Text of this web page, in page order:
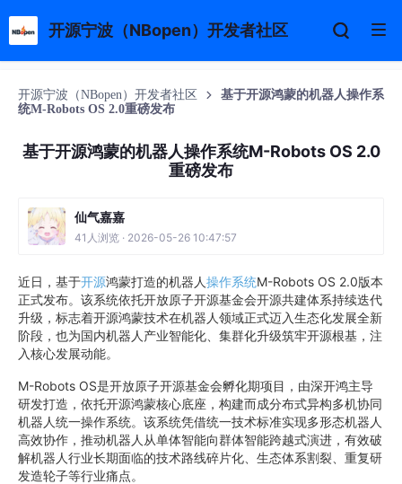
开源宁波（NBopen）开发者社区
开源宁波（NBopen）开发者社区
基于开源鸿蒙的机器人操作系
统M-Robots OS 2.0重磅发布
基于开源鸿蒙的机器人操作系统M-Robots OS 2.0
重磅发布
仙气嘉嘉
41人浏览 · 2026-05-26 10:47:57
近日，基于开源鸿蒙打造的机器人操作系统M-Robots OS 2.0版本
正式发布。该系统依托开放原子开源基金会开源共建体系持续迭代
升级，标志着开源鸿蒙技术在机器人领域正式迈入生态化发展全新
阶段，也为国内机器人产业智能化、集群化升级筑牢开源根基，注
入核心发展动能。
M-Robots OS是开放原子开源基金会孵化期项目，由深开鸿主导
研发打造，依托开源鸿蒙核心底座，构建而成分布式异构多机协同
机器人统一操作系统。该系统凭借统一技术标准实现多形态机器人
高效协作，推动机器人从单体智能向群体智能跨越式演进，有效破
解机器人行业长期面临的技术路线碎片化、生态体系割裂、重复研
发造轮子等行业痛点。